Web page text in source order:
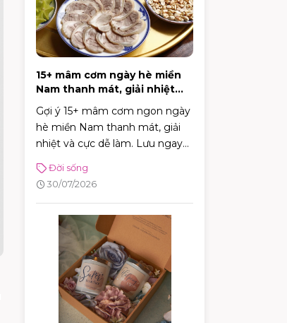
15+ mâm cơm ngày hè miền
Nam thanh mát, giải nhiệt
Gợi ý 15+ mâm cơm ngon ngày
hè miền Nam thanh mát, giải
nhiệt và cực dễ làm. Lưu ngay
cơm gia đình luôn đậm đà, tròn
vị!
Đời sống
30/07/2026